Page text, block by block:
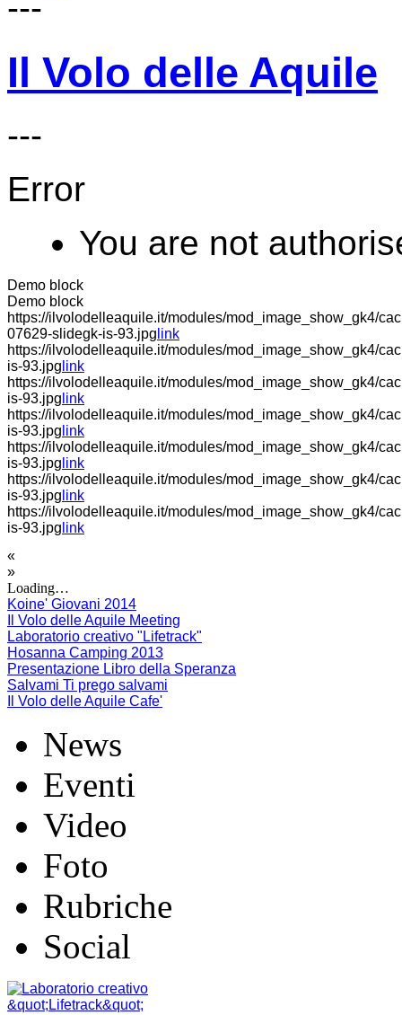
Il Volo delle Aquile
---
Error
You are not
Demo block
Demo block
https://ilvolodelleaquile.it/modules/mod_image_show_gk4/
07629-slidegk-is-93.jpg link
https://ilvolodelleaquile.it/modules/mod_image_show_gk4/
is-93.jpg link
https://ilvolodelleaquile.it/modules/mod_image_show_gk4/
is-93.jpg link
https://ilvolodelleaquile.it/modules/mod_image_show_gk4/
is-93.jpg link
https://ilvolodelleaquile.it/modules/mod_image_show_gk4/
is-93.jpg link
https://ilvolodelleaquile.it/modules/mod_image_show_gk4/
is-93.jpg link
https://ilvolodelleaquile.it/modules/mod_image_show_gk4/
is-93.jpg link
«
»
Loading…
Koine' Giovani 2014
Il Volo delle Aquile Meeting
Laboratorio creativo "Lifetrack"
Hosanna Camping 2013
Presentazione Libro della Speranza
Salvami Ti prego salvami
Il Volo delle Aquile Cafe'
News
Eventi
Video
Foto
Rubriche
Social